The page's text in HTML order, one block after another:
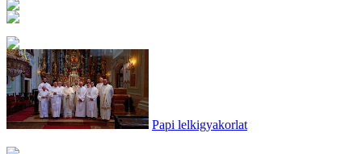
Papi lelkigyakorlat